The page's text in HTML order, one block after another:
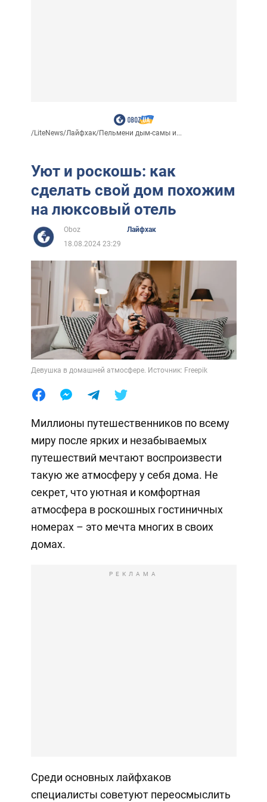
/LiteNews/Лайфхак/Пельмени дым-самы и...
Уют и роскошь: как
сделать свой дом похожим
на люксовый отель
Oboz
Лайфхак
18.08.2024 23:29
Девушка в домашней атмосфере. Источник: Freepik
Миллионы путешественников по всему
миру после ярких и незабываемых
путешествий мечтают воспроизвести
такую же атмосферу у себя дома. Не
секрет, что уютная и комфортная
атмосфера в роскошных гостиничных
номерах – это мечта многих в своих
домах.
РЕКЛАМА
Среди основных лайфхаков
специалисты советуют переосмыслить